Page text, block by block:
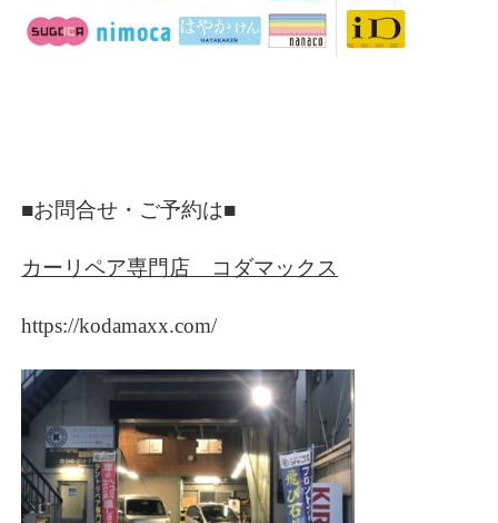
■お問合せ・ご予約は■
カーリペア専門店 コダマックス
https://kodamaxx.com/